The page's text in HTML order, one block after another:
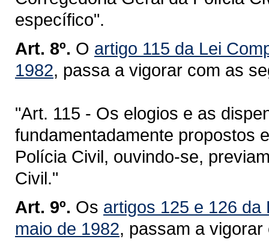
específico".
Art. 8º. O artigo 115 da Lei
1982, passa a vigorar com as
"Art. 115 - Os elogios e as
fundamentadamente propostos
Polícia Civil, ouvindo-se,
Civil."
Art. 9º. Os artigos 125 e 126 da
maio de 1982, passam a